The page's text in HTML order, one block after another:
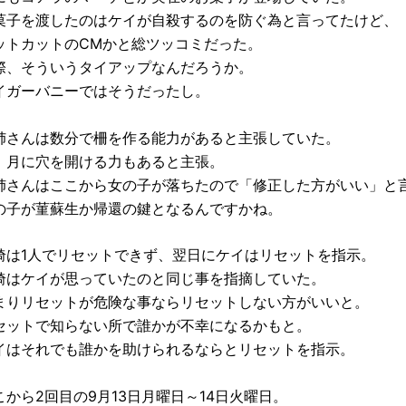
子を渡したのはケイが自殺するのを防ぐ為と言ってたけど、
トカットのCMかと総ツッコミだった。
、そういうタイアップなんだろうか。
ガーバニーではそうだったし。
さんは数分で柵を作る能力があると主張していた。
月に穴を開ける力もあると主張。
さんはここから女の子が落ちたので「修正した方がいい」と
子が菫蘇生か帰還の鍵となるんですかね。
は1人でリセットできず、翌日にケイはリセットを指示。
はケイが思っていたのと同じ事を指摘していた。
りリセットが危険な事ならリセットしない方がいいと。
ットで知らない所で誰かが不幸になるかもと。
はそれでも誰かを助けられるならとリセットを指示。
から2回目の9月13日月曜日～14日火曜日。